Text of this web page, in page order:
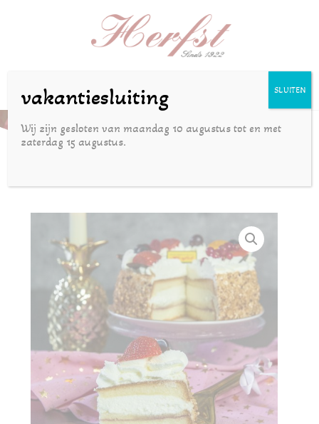
Slagroompunt
vakantiesluiting
Wij zijn gesloten van maandag 10 augustus tot en met
zaterdag 15 augustus.
SLUITEN